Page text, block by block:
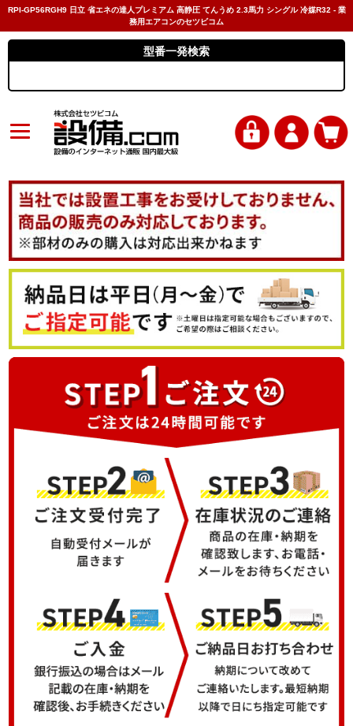
RPI-GP56RGH9 日立 省エネの達人プレミアム 高静圧 てんうめ 2.3馬力 シングル 冷媒R32 - 業
務用エアコンのセツビコム
型番一発検索